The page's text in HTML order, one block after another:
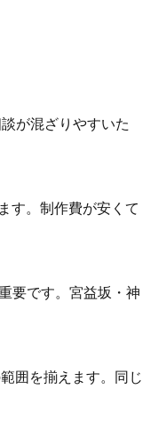
が混ざりやすいた
す。制作費が安くて
要です。宮益坂・神
囲を揃えます。同じ